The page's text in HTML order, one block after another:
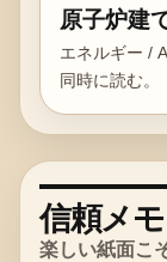
原子炉建
エネルギー /
同時に読む。
信頼メモ
楽しい紙面こ